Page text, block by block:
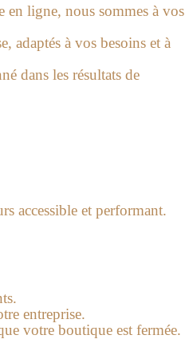
en ligne, nous sommes à vos
adaptés à vos besoins et à
dans les résultats de
accessible et performant.
entreprise.
votre boutique est fermée.